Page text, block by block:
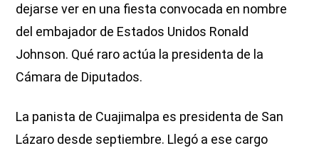
dejarse ver en una fiesta convocada en nombre
del embajador de Estados Unidos Ronald
Johnson. Qué raro actúa la presidenta de la
Cámara de Diputados.
La panista de Cuajimalpa es presidenta de San
Lázaro desde septiembre. Llegó a ese cargo